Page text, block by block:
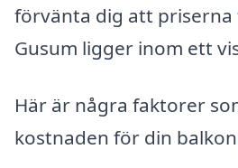
förvänta dig att priserna
Gusum ligger inom ett
Här är några faktorer
kostnaden för din